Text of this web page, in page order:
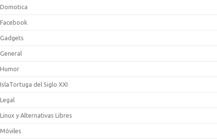
Domotica
Facebook
Gadgets
General
Humor
IslaTortuga del Siglo XXI
Legal
Linux y Alternativas Libres
Móviles